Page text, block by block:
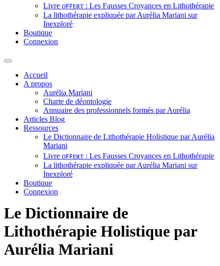
Livre ᴏꜰꜰᴇʀᴛ : Les Fausses Croyances en Lithothérapie
La lithothérapie expliquée par Aurélia Mariani sur
Inexploré
Boutique
Connexion
Accueil
A propos
Aurélia Mariani
Charte de déontologie
Annuaire des professionnels formés par Aurélia
Articles Blog
Ressources
Le Dictionnaire de Lithothérapie Holistique par Aurélia
Mariani
Livre ᴏꜰꜰᴇʀᴛ : Les Fausses Croyances en Lithothérapie
La lithothérapie expliquée par Aurélia Mariani sur
Inexploré
Boutique
Connexion
Le Dictionnaire de
Lithothérapie Holistique par
Aurélia Mariani